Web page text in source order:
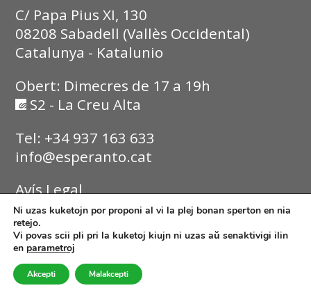
C/ Papa Pius XI, 130
08208 Sabadell (Vallès Occidental)
Catalunya - Katalunio
Obert: Dimecres de 17 a 19h
S2 - La Creu Alta
Tel: +34 937 163 633
info@esperanto.cat
Avís Legal
Política de Privadesa
Política de Cookies
Ni uzas kuketojn por proponi al vi la plej bonan sperton en nia
retejo.
Vi povas scii pli pri la kuketoj kiujn ni uzas aŭ senaktivigi ilin
en parametroj
Akcepti Malakcepti